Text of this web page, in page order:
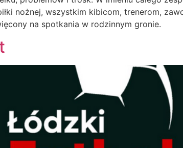
nożnej, wszystkim kibicom, trenerom,
na spotkania w rodzinnym gronie.